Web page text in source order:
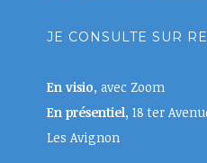
JE CONSULTE SUR
En visio, avec Zoom
En présentiel, 18 ter
Les Avignon